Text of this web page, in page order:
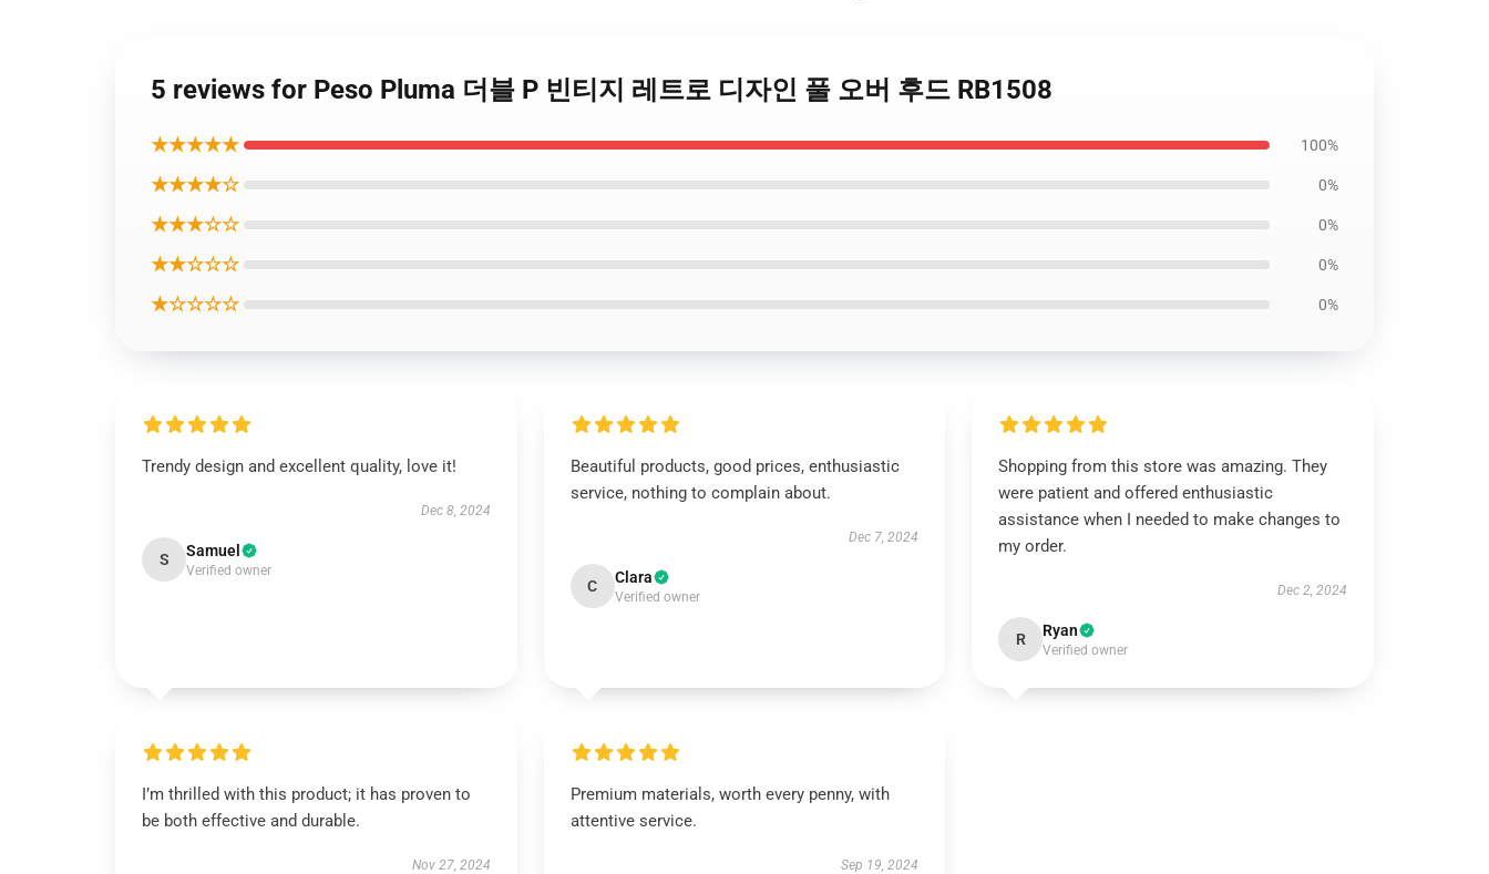
5 reviews for Peso Pluma 더블 P 빈티지 레트로 디자인 풀 오버 후드 RB1508
★★★★★ 100%
★★★★☆ 0%
★★★☆☆ 0%
★★☆☆☆ 0%
★☆☆☆☆ 0%
Trendy design and excellent quality, love it!
Dec 8, 2024
S Samuel
Verified owner
Beautiful products, good prices, enthusiastic
service, nothing to complain about.
Dec 7, 2024
C Clara
Verified owner
Shopping from this store was amazing. They
were patient and offered enthusiastic
assistance when I needed to make changes to
my order.
Dec 2, 2024
R Ryan
Verified owner
I’m thrilled with this product; it has proven to
be both effective and durable.
Nov 27, 2024
Premium materials, worth every penny, with
attentive service.
Sep 19, 2024